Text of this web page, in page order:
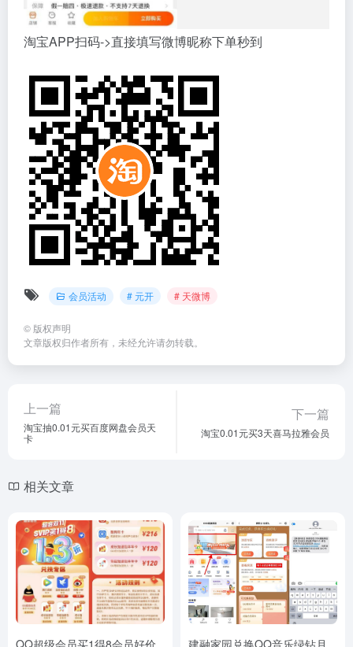
淘宝APP扫码->直接填写微博昵称下单秒到
会员活动 # 元开 # 天微博
© 版权声明
文章版权归作者所有，未经允许请勿转载。
上一篇
淘宝抽0.01元买百度网盘会员天
卡
下一篇
淘宝0.01元买3天喜马拉雅会员
相关文章